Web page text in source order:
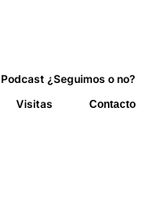
Podcast ¿Seguimos o no?
Visitas Contacto